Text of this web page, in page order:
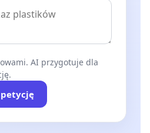
AI przygotuje dla